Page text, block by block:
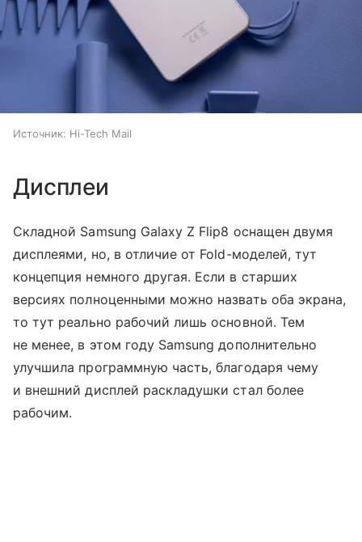
Источник: Hi-Tech Mail
Дисплеи
Складной Samsung Galaxy Z Flip8 оснащен двумя
дисплеями, но, в отличие от Fold-моделей, тут
концепция немного другая. Если в старших
версиях полноценными можно назвать оба экрана,
то тут реально рабочий лишь основной. Тем
не менее, в этом году Samsung дополнительно
улучшила программную часть, благодаря чему
и внешний дисплей раскладушки стал более
рабочим.